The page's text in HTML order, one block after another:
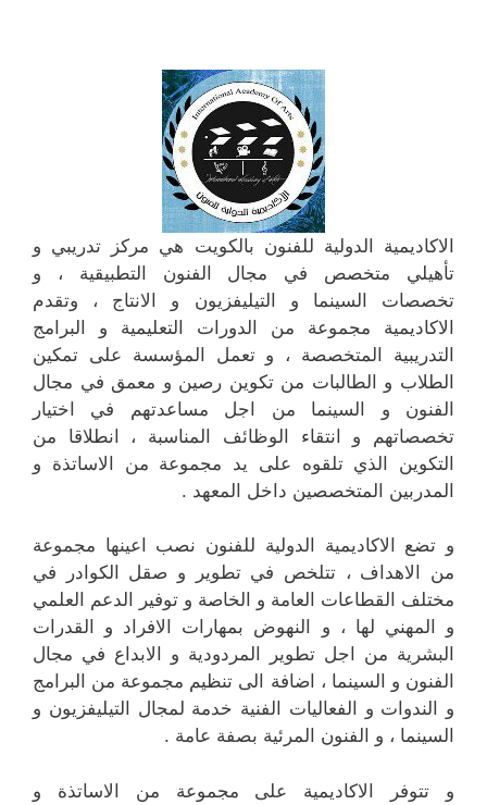
الاكاديمية الدولية للفنون بالكويت هي مركز تدريبي و
تأهيلي متخصص في مجال الفنون التطبيقية ، و
تخصصات السينما و التيليفزيون و الانتاج ، وتقدم
الاكاديمية مجموعة من الدورات التعليمية و البرامج
التدريبية المتخصصة ، و تعمل المؤسسة على تمكين
الطلاب و الطالبات من تكوين رصين و معمق في مجال
الفنون و السينما من اجل مساعدتهم في اختيار
تخصصاتهم و انتقاء الوظائف المناسبة ، انطلاقا من
التكوين الذي تلقوه على يد مجموعة من الاساتذة و
المدربين المتخصصين داخل المعهد .
و تضع الاكاديمية الدولية للفنون نصب اعينها مجموعة
من الاهداف ، تتلخص في تطوير و صقل الكوادر في
مختلف القطاعات العامة و الخاصة و توفير الدعم العلمي
و المهني لها ، و النهوض بمهارات الافراد و القدرات
البشرية من اجل تطوير المردودية و الابداع في مجال
الفنون و السينما ، اضافة الى تنظيم مجموعة من البرامج
و الندوات و الفعاليات الفنية خدمة لمجال التيليفزيون و
السينما ، و الفنون المرئية بصفة عامة .
و تتوفر الاكاديمية على مجموعة من الاساتذة و